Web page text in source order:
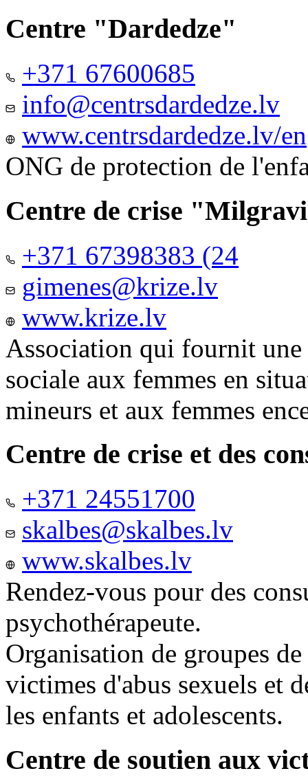
Centre "Dardedze"
+371 67600685
info@centrsdardedze.lv
www.centrsdardedze.lv/en
ONG de protection de
Centre de crise
+371 67398383 (24
gimenes@krize.lv
www.krize.lv
Association qui fournit une
sociale aux femmes en
mineurs et aux femmes
Centre de crise et des
+371 24551700
skalbes@skalbes.lv
www.skalbes.lv
Rendez-vous pour des
psychothérapeute.
Organisation de groupes
victimes d'abus sexuels et
les enfants et adolescents.
Centre de soutien aux